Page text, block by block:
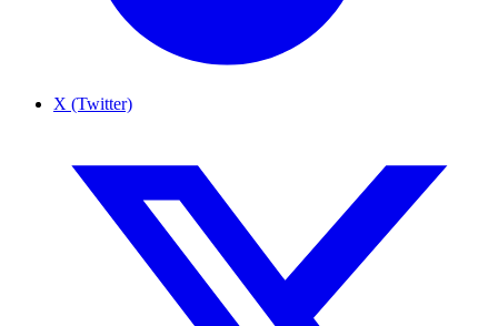
X (Twitter)